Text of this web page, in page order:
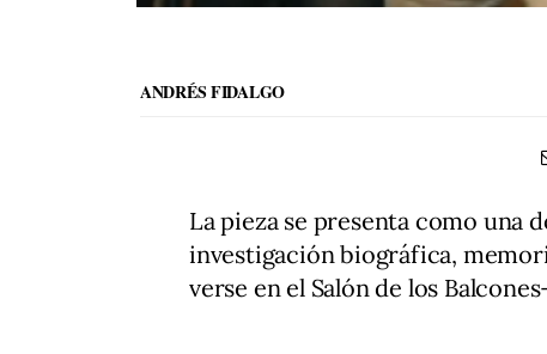
ANDRÉS FIDALGO
La pieza se presenta como una
investigación biográfica,
verse en el Salón de los